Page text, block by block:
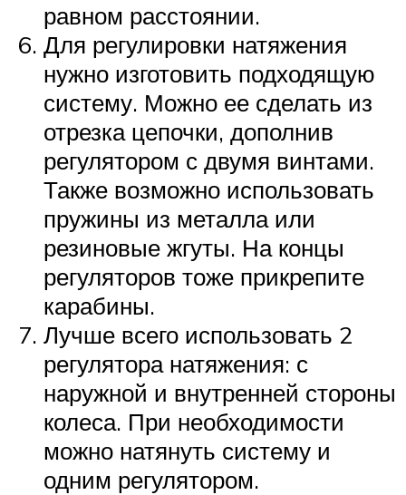
равном расстоянии.
Для регулировки натяжения
нужно изготовить подходящую
систему. Можно ее сделать из
отрезка цепочки, дополнив
регулятором с двумя винтами.
Также возможно использовать
пружины из металла или
резиновые жгуты. На концы
регуляторов тоже прикрепите
карабины.
Лучше всего использовать 2
регулятора натяжения: с
наружной и внутренней стороны
колеса. При необходимости
можно натянуть систему и
одним регулятором.